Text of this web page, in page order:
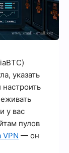
указать
у вас
пулов
VPN — он